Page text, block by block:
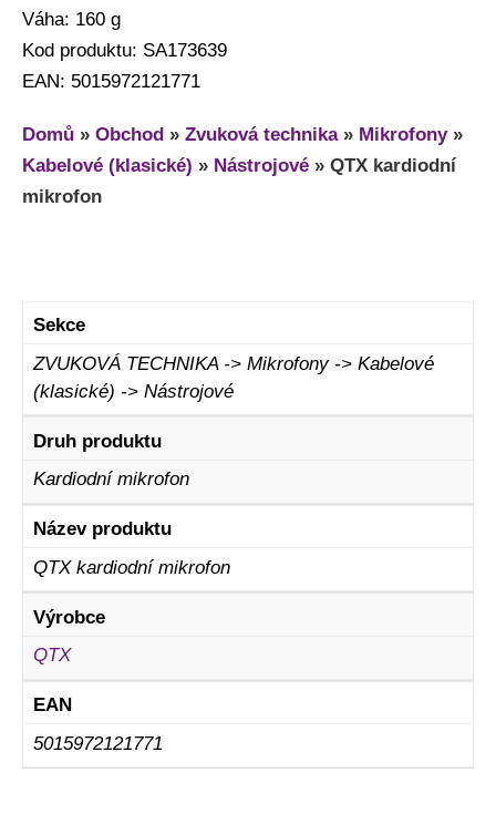
Váha: 160 g
Kod produktu: SA173639
EAN: 5015972121771
Domů » Obchod » Zvuková technika» Mikrofony»
Kabelové (klasické) » Nástrojové » QTX kardiodní
mikrofon
Sekce
ZVUKOVÁ TECHNIKA -> Mikrofony -> Kabelové
(klasické) -> Nástrojové
Druh produktu
Kardiodní mikrofon
Název produktu
QTX kardiodní mikrofon
Výrobce
QTX
EAN
5015972121771